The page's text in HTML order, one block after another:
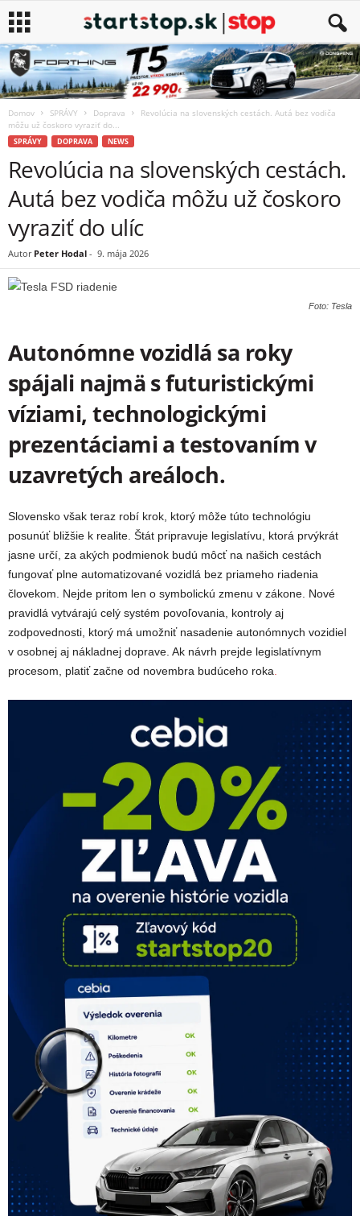
Domov SPRÁVY Doprava
Revolúcia na slovenských cestách. Autá bez vodiča
môžu už čoskoro vyraziť do...
SPRÁVY DOPRAVA NEWS
Revolúcia na slovenských cestách.
Autá bez vodiča môžu už čoskoro
vyraziť do ulíc
Autor Peter Hodal - 9. mája 2026
Foto: Tesla
Autonómne vozidlá sa roky
spájali najmä s futuristickými
víziami, technologickými
prezentáciami a testovaním v
uzavretých areáloch.
Slovensko však teraz robí krok, ktorý môže túto technológiu
posunúť bližšie k realite. Štát pripravuje legislatívu, ktorá prvýkrát
jasne určí, za akých podmienok budú môcť na našich cestách
fungovať plne automatizované vozidlá bez priameho riadenia
človekom. Nejde pritom len o symbolickú zmenu v zákone. Nové
pravidlá vytvárajú celý systém povoľovania, kontroly aj
zodpovednosti, ktorý má umožniť nasadenie autonómnych vozidiel
v osobnej aj nákladnej doprave. Ak návrh prejde legislatívnym
procesom, platiť začne od novembra budúceho roka